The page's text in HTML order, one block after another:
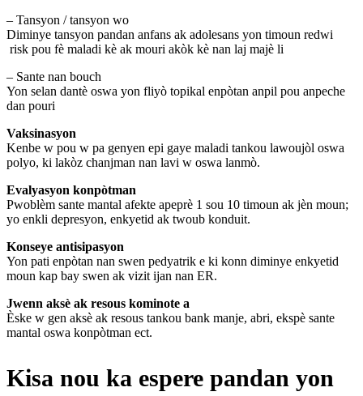
– Tansyon / tansyon wo
Diminye tansyon pandan anfans ak adolesans yon timoun redwi
risk pou fè maladi kè ak mouri akòk kè nan laj majè li
– Sante nan bouch
Yon selan dantè oswa yon fliyò topikal enpòtan anpil pou anpeche
dan pouri
Vaksinasyon
Kenbe w pou w pa genyen epi gaye maladi tankou lawoujòl oswa
polyo, ki lakòz chanjman nan lavi w oswa lanmò.
Evalyasyon konpòtman
Pwoblèm sante mantal afekte apeprè 1 sou 10 timoun ak jèn moun;
yo enkli depresyon, enkyetid ak twoub konduit.
Konseye antisipasyon
Yon pati enpòtan nan swen pedyatrik e ki konn diminye enkyetid
moun kap bay swen ak vizit ijan nan ER.
Jwenn aksè ak resous kominote a
Èske w gen aksè ak resous tankou bank manje, abri, ekspè sante
mantal oswa konpòtman ect.
Kisa nou ka espere pandan yon